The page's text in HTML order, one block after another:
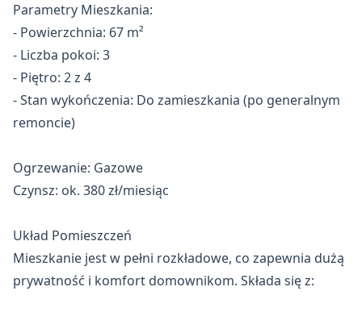
Parametry Mieszkania:
- Powierzchnia: 67 m²
- Liczba pokoi: 3
- Piętro: 2 z 4
- Stan wykończenia: Do zamieszkania (po generalnym
remoncie)
Ogrzewanie: Gazowe
Czynsz: ok. 380 zł/miesiąc
Układ Pomieszczeń
Mieszkanie jest w pełni rozkładowe, co zapewnia dużą
prywatność i komfort domownikom. Składa się z: